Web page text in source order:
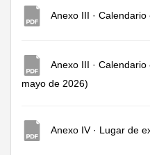
Anexo III · Calendario
Anexo III ·
mayo de 2026)
Anexo IV · Lugar de